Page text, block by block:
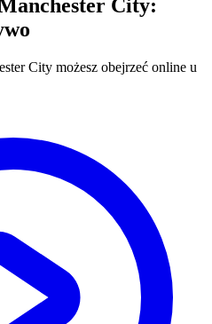
Manchester City:
City możesz obejrzeć online u